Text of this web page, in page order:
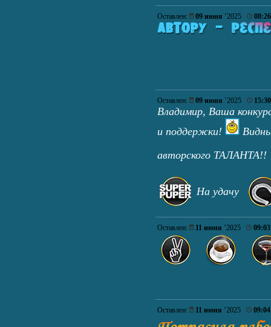
Оставлен: 09 июня ’2025 08:26
Оставлен: 09 июня ’2025 15:30
Владимир, Ваша
и поддержки!
авторского
На удачу
Оставлен: 11 июня ’2025 09:03
Оставлен: 11 июня ’2025 09:04